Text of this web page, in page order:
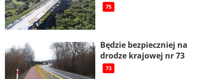
75
Będzie bezpieczniej na
drodze krajowej nr 73
73